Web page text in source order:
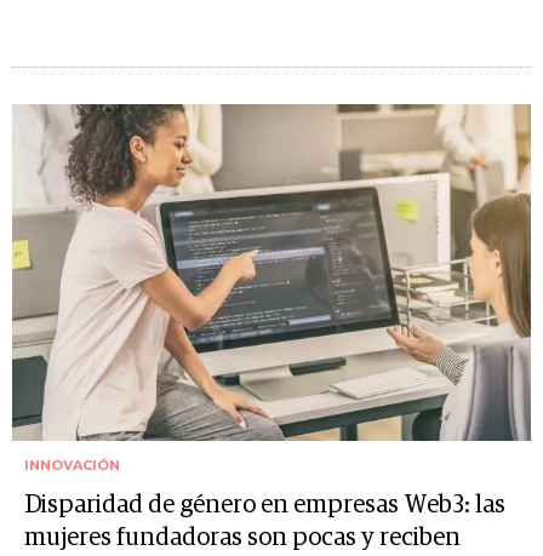
INNOVACIÓN
Disparidad de género en empresas Web3: las
mujeres fundadoras son pocas y reciben